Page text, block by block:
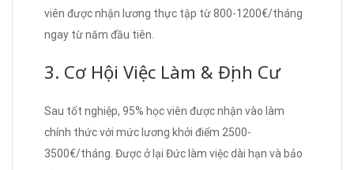
viên được nhận lương thực tập từ 800-1200€/tháng
ngay từ năm đầu tiên.
3. Cơ Hội Việc Làm & Định Cư
Sau tốt nghiệp, 95% học viên được nhận vào làm
chính thức với mức lương khởi điểm 2500-
3500€/tháng. Được ở lại Đức làm việc dài hạn và bảo